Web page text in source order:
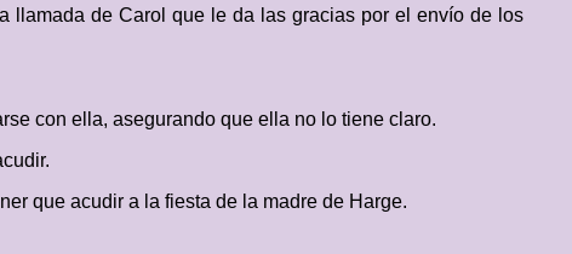
llamada de Carol que le da las gracias por el envío de los
con ella, asegurando que ella no lo tiene claro.
que acudir a la fiesta de la madre de Harge.